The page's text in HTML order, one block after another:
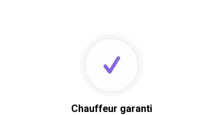
Chauffeur garanti